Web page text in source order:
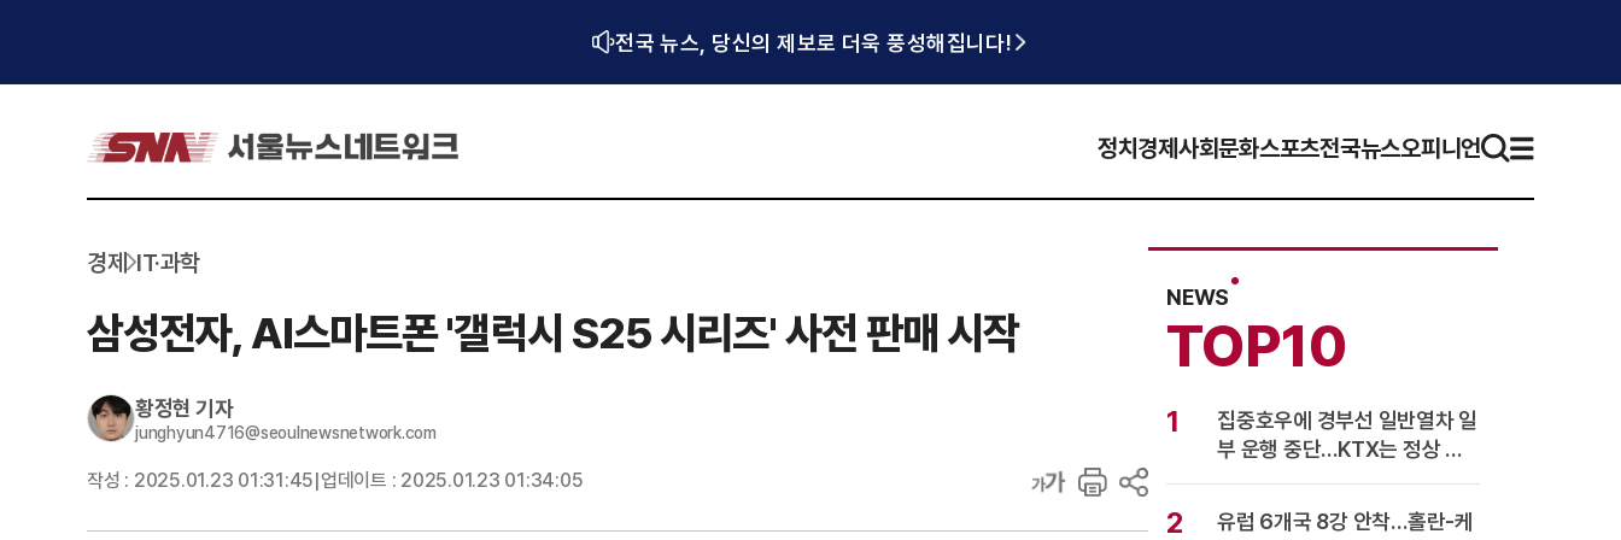
전국 뉴스, 당신의 제보로 더욱 풍성해집니다!
정치 경제사회문화스포츠전국뉴스오피니언
경제 IT·과학
삼성전자, AI스마트폰 '갤럭시 S25 시리즈' 사전 판매 시작
황정현 기자
junghyun4716@seoulnewsnetwork.com
작성 : 2025.01.23 01:31:45 업데이트 : 2025.01.23 01:34:05
NEWS
TOP10
1
집중호우에 경부선 일반열차 일
부 운행 중단…KTX는 정상 운
행
2
유럽 6개국 8강 안착…홀란-케